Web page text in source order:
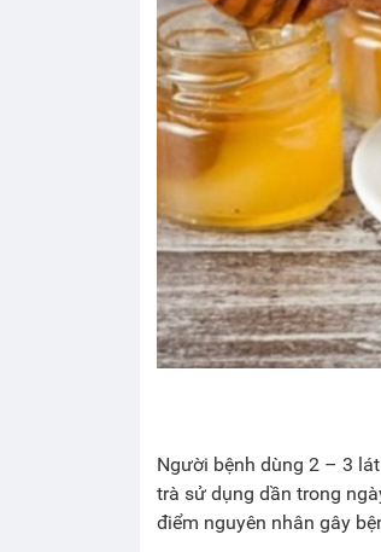
Người bệnh dùng 2 – 3
trà sử dụng dần trong
điểm nguyên nhân gây